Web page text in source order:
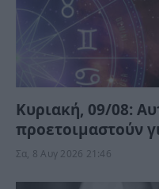
Κυριακή, 09/08:
προετοιμαστούν
– Ποιοι κερδίζουν;
Σα, 8 Αυγ 2026 21:46